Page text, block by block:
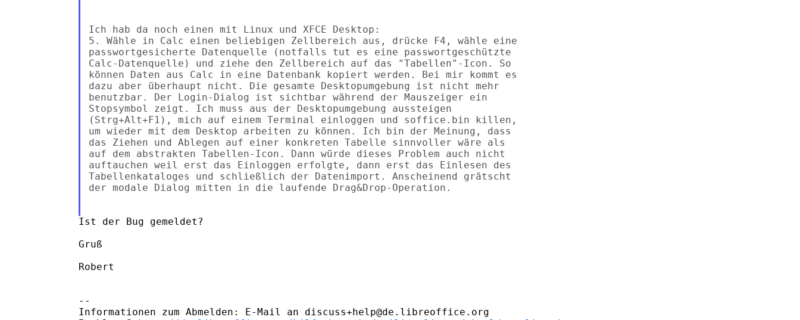
Ich hab da noch einen mit Linux und XFCE Desktop:
5. Wähle in Calc einen beliebigen Zellbereich aus, drücke F4, wähle eine
passwortgesicherte Datenquelle (notfalls tut es eine passwortgeschützte
Calc-Datenquelle) und ziehe den Zellbereich auf das "Tabellen"-Icon. So
können Daten aus Calc in eine Datenbank kopiert werden. Bei mir kommt es
dazu aber überhaupt nicht. Die gesamte Desktopumgebung ist nicht mehr
benutzbar. Der Login-Dialog ist sichtbar während der Mauszeiger ein
Stopsymbol zeigt. Ich muss aus der Desktopumgebung aussteigen
(Strg+Alt+F1), mich auf einem Terminal einloggen und soffice.bin killen,
um wieder mit dem Desktop arbeiten zu können. Ich bin der Meinung, dass
das Ziehen und Ablegen auf einer konkreten Tabelle sinnvoller wäre als
auf dem abstrakten Tabellen-Icon. Dann würde dieses Problem auch nicht
auftauchen weil erst das Einloggen erfolgte, dann erst das Einlesen des
Tabellenkataloges und schließlich der Datenimport. Anscheinend grätscht
der modale Dialog mitten in die laufende Drag&Drop-Operation.
Ist der Bug gemeldet?
Gruß
Robert
--
Informationen zum Abmelden: E-Mail an discuss+help@de.libreoffice.org